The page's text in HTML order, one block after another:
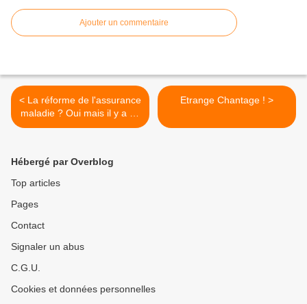
Ajouter un commentaire
< La réforme de l'assurance
maladie ? Oui mais il y a un
préalable !
Etrange Chantage ! >
Hébergé par Overblog
Top articles
Pages
Contact
Signaler un abus
C.G.U.
Cookies et données personnelles